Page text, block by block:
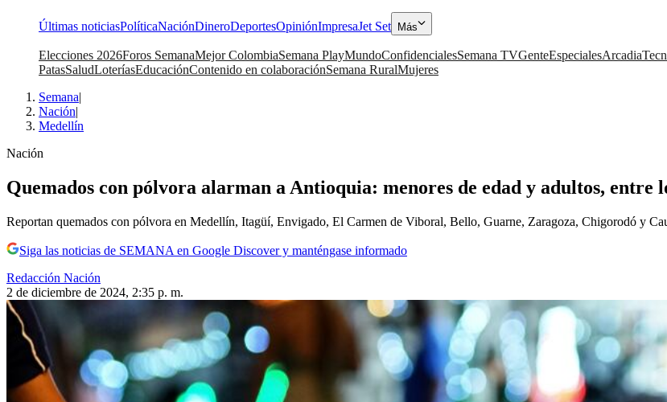
Últimas noticiasPolíticaNaciónDineroDeportesOpiniónImpresaJet Set Más
Elecciones 2026Foros SemanaMejor ColombiaSemana PlayMundoConfidencialesSemana TVGenteEspecialesArcadia
PatasSaludLoteríasEducaciónContenido en colaboraciónSemana RuralMujeres
Semana|
Nación|
Medellín
Nación
Quemados con pólvora alarman a Antioquia: menores de edad y adultos, entre
Reportan quemados con pólvora en Medellín, Itagüí, Envigado, El Carmen de Viboral, Bello, Guarne, Zaragoza, Chigorodó y
Siga las noticias de SEMANA en Google Discover y manténgase informado
Redacción Nación
2 de diciembre de 2024, 2:35 p. m.